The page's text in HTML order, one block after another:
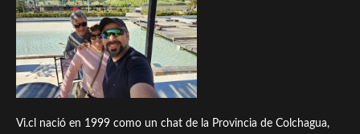
Vi.cl nació en 1999 como un chat de la Provincia de Colchagua,